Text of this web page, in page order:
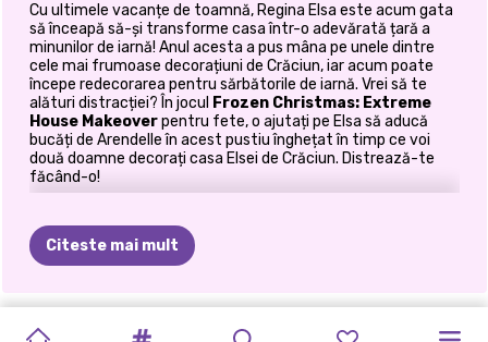
Cu ultimele vacanțe de toamnă, Regina Elsa este acum gata
să înceapă să-și transforme casa într-o adevărată țară a
minunilor de iarnă! Anul acesta a pus mâna pe unele dintre
cele mai frumoase decorațiuni de Crăciun, iar acum poate
începe redecorarea pentru sărbătorile de iarnă. Vrei să te
alături distracției? În jocul Frozen Christmas: Extreme
House Makeoverpentru fete, o ajutați pe Elsa să aducă
bucăți de Arendelle în acest pustiu înghețat în timp ce voi
două doamne decorați casa Elsei de Crăciun. Distrează-te
făcând-o!
de Crăciun, nu sunteți de acord, fetelor? Atunci să ne
apucăm de treabă, dar nu înainte de a o ajuta pe regina Elsa
să își aleagă mai întâi ținuta confortabilă de iarnă. În
confortabile, fuste mici, blugi și chiar câteva rochii tricotate
Citeste mai mult
SĂRBĂTOAREA
FROZEN PRINȚESELE
PRINCESSES